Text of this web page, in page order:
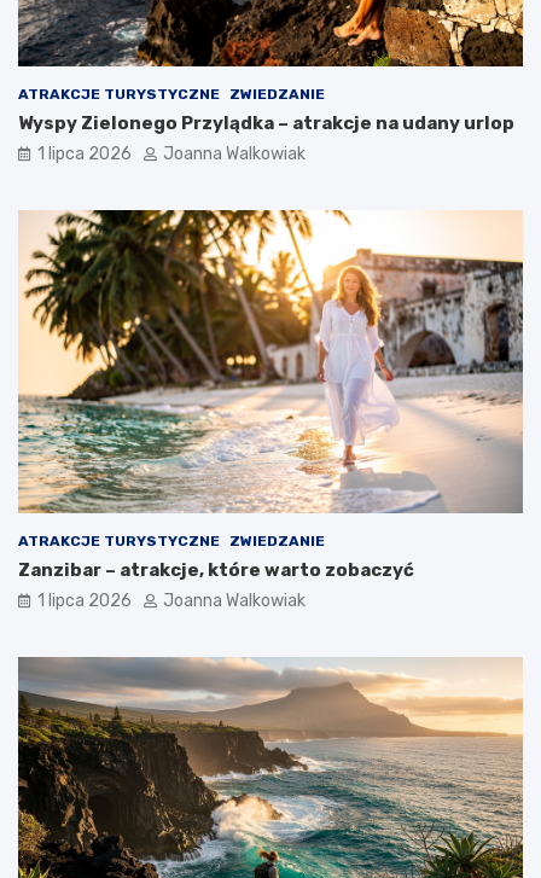
ATRAKCJE TURYSTYCZNE ZWIEDZANIE
Wyspy Zielonego Przylądka – atrakcje na udany urlop
1 lipca 2026 Joanna Walkowiak
ATRAKCJE TURYSTYCZNE ZWIEDZANIE
Zanzibar – atrakcje, które warto zobaczyć
1 lipca 2026 Joanna Walkowiak